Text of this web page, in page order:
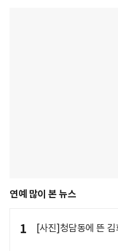
연예 많이 본 뉴스
1 [사진]청담동에 뜬 김